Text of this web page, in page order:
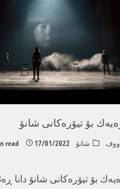
بۆ تیۆرەکانی شانۆ
شانۆ 17/01/2022
read
بۆ تیۆرەکانی شانۆ دانا